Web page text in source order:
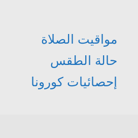
مواقيت الصلاة
حالة الطقس
إحصائيات كورونا